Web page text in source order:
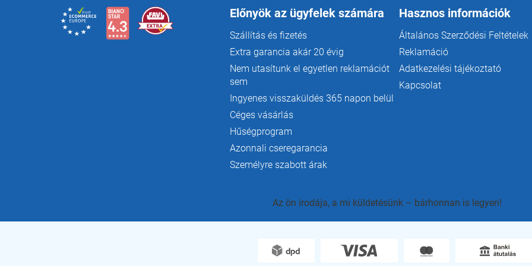
Előnyök az ügyfelek számára
Szállítás és fizetés
Extra garancia akár 20 évig
Nem utasítunk el egyetlen reklamációt
sem
Ingyenes visszaküldés 365 napon belül
Céges vásárlás
Hűségprogram
Azonnali cseregarancia
Személyre szabott árak
Hasznos információk
Általános Szerződési Feltételek
Reklamáció
Adatkezelési tájékoztató
Kapcsolat
Az ön irodája, a mi küldetésünk – bárhonnan is legyen!